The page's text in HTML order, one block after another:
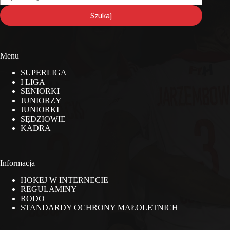
stronie
Szukaj
Menu
SUPERLIGA
I LIGA
SENIORKI
JUNIORZY
JUNIORKI
SĘDZIOWIE
KADRA
Informacja
HOKEJ W INTERNECIE
REGULAMINY
RODO
STANDARDY OCHRONY MAŁOLETNICH